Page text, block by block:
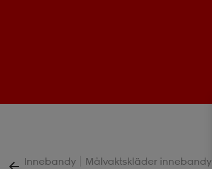
Innebandy | Målvaktskläder innebandy